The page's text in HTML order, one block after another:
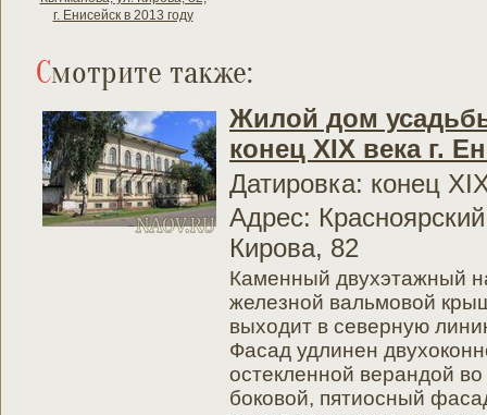
г. Енисейск в 2013 году
Смотрите также:
Жилой дом
конец XIX века г.
Датировка: конец
Адрес:
Кирова, 82
Каменный двухэтажный
железной вальмовой
выходит в северную
Фасад удлинен
остекленной верандой
боковой, пятиосный